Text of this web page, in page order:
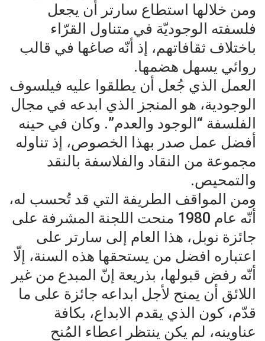
ومن خلالها استطاع سارتر أن يجعل
فلسفته الوجوديّة في متناول القرّاء
باختلاف ثقافاتهم، إذ أنّه صاغها في قالب
روائي يسهل هضمها.
العمل الذي جُعل أن يطلقوا عليه فيلسوف
الوجودية، هو المنجز الذي ابدعه في مجال
الفلسفة “الوجود والعدم”. وكان في حينه
أفضل عمل صدر بهذا الخصوص، إذ تناوله
مجموعة من النقاد والفلاسفة بالنقد
والتمحيص.
ومن المواقف الطريفة التي قد تُحسب له،
أنّه عام 1980 منحت اللجنة المشرفة على
جائزة نوبل، هذا العام إلى سارتر على
اعتباره افضل من يستحقها هذه السنة، إلّا
أنّه رفض قبولها، بذريعة إنّ المبدع من غير
اللائق أن يمنح لأجل ابداعه جائزة على ما
قدّم، كون الذي يقدم الابداع، بكافة
عناوينه، لم يكن ينتظر اعطاء المُنح